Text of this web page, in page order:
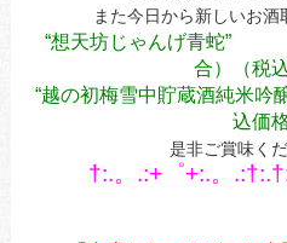
また今日から新しいお酒
“想天坊じゃんげ
合）（税
“越の初梅雪中貯蔵酒純米
込価格
是非ご賞味く
†:.。.:+゜+:.。